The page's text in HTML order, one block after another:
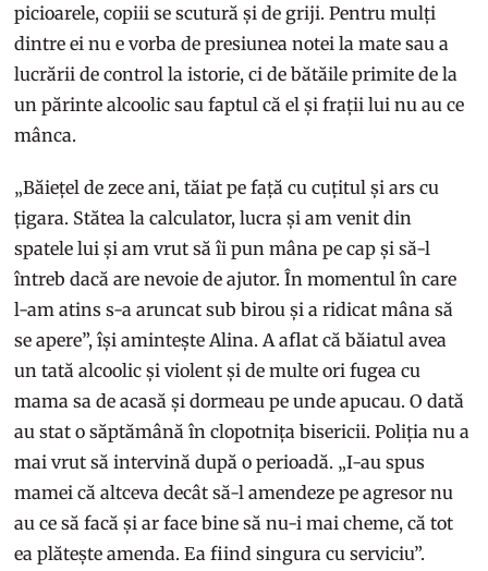
picioarele, copiii se scutură și de griji. Pentru mulți
dintre ei nu e vorba de presiunea notei la mate sau a
lucrării de control la istorie, ci de bătăile primite de la
un părinte alcoolic sau faptul că el și frații lui nu au ce
mânca.
„Băiețel de zece ani, tăiat pe față cu cuțitul și ars cu
țigara. Stătea la calculator, lucra și am venit din
spatele lui și am vrut să îi pun mâna pe cap și să-l
întreb dacă are nevoie de ajutor. În momentul în care
l-am atins s-a aruncat sub birou și a ridicat mâna să
se apere”, își amintește Alina. A aflat că băiatul avea
un tată alcoolic și violent și de multe ori fugea cu
mama sa de acasă și dormeau pe unde apucau. O dată
au stat o săptămână în clopotnița bisericii. Poliția nu a
mai vrut să intervină după o perioadă. „I-au spus
mamei că altceva decât să-l amendeze pe agresor nu
au ce să facă și ar face bine să nu-i mai cheme, că tot
ea plătește amenda. Ea fiind singura cu serviciu”.